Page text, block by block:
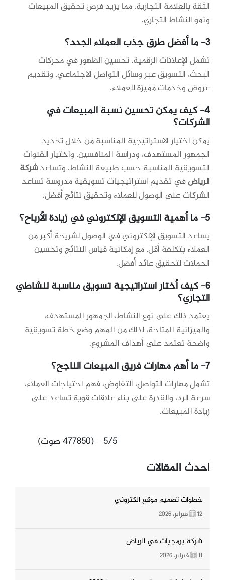
الثقة بالعلامة التجارية، مما يزيد فرص تحقيق المبيعات
ونمو النشاط التجاري.
3- ما أفضل طرق جذب العملاء الجدد؟
تشمل الإعلانات الرقمية، تحسين الظهور في محركات
البحث، التسويق عبر وسائل التواصل الاجتماعي، وتقديم
عروض وخدمات مميزة للعملاء.
4- كيف يمكن تحسين نسبة المبيعات في
الشركات؟
يمكن اختيار الاستراتيجية المناسبة من خلال تحديد
الجمهور المستهدف، ودراسة المنافسين، واختيار القنوات
التسويقية المناسبة حسب طبيعة النشاط. وتساعدشركة
الرياضفي تقديم استراتيجيات تسويقية مدروسة تساعد
الشركات على الوصول للعملاء وتحقيق نتائج أفضل.
5- ما أهمية التسويق الإلكتروني في زيادة الأرباح؟
يساعد التسويق الإلكتروني في الوصول لشريحة أكبر من
العملاء بتكلفة أقل، مع إمكانية قياس النتائج وتحسين
الحملات لتحقيق عائد أفضل.
6- كيف أختار استراتيجية تسويق مناسبة لنشاطي
التجاري؟
يعتمد ذلك على نوع النشاط، الجمهور المستهدف،
والميزانية المتاحة، لذلك من المهم وضع خطة تسويقية
واضحة تعتمد على أهداف المشروع.
7- ما أهم مهارات فريق المبيعات الناجح؟
تشمل مهارات التواصل، التفاوض، فهم احتياجات العملاء،
سرعة الرد، والقدرة على بناء علاقات قوية تساعد على
زيادة المبيعات.
5/5 - (477850 صوت)
احدث المقالات
خطوات تصميم موقع الكتروني
12 فبراير، 2026
شركة برمجيات في الرياض
11 فبراير، 2026